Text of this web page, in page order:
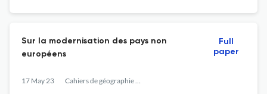
Sur la modernisation des pays non
européens
17 May 23 Cahiers de géographie du Québec
Full
paper